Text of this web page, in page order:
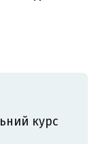
курс